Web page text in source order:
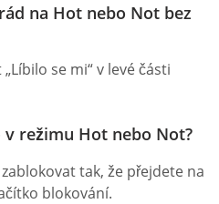
na Hot nebo Not bez
se mi“ v levé části
v režimu Hot nebo Not?
tak, že přejdete na
blokování.